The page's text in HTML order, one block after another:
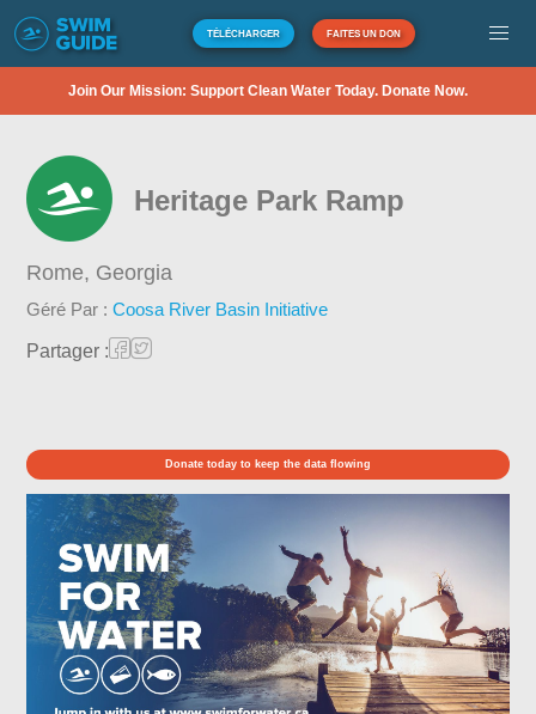
TÉLÉCHARGER FAITES UN DON
Join Our Mission: Support Clean Water Today. Donate Now.
Heritage Park Ramp
Rome, Georgia
Géré Par :Coosa River Basin Initiative
Partager :
Donate today to keep the data flowing